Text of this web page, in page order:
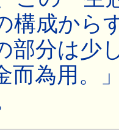
成から
部分は少
而為用。